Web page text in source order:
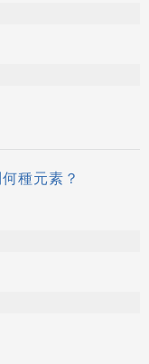
種元素？